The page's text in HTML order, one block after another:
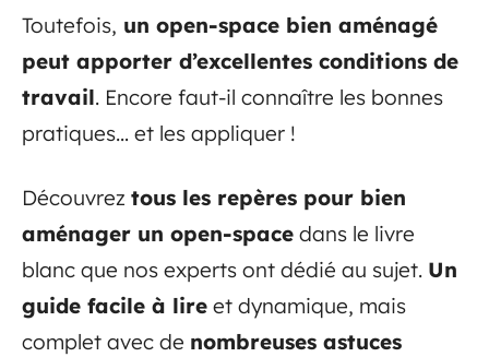
Toutefois, un open-space bien aménagé
peut apporter d’excellentes conditions de
travail. Encore faut-il connaître les bonnes
pratiques… et les appliquer !
Découvrez tous les repères pour bien
aménager un open-space dans le livre
blanc que nos experts ont dédié au sujet. Un
guide facile à lire et dynamique, mais
complet avec de nombreuses astuces